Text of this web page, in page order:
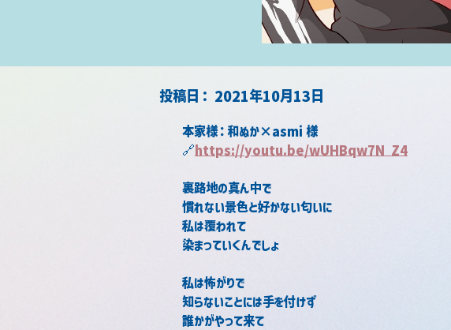
2021年10月13日
​投稿日：
本家様：和ぬか×asmi 様
🔗https://youtu.be/wUHBqw7N_Z4
裏路地の真ん中で
慣れない景色と好かない匂いに
私は覆われて
染まっていくんでしょ
私は怖がりで
知らないことには手を付けず
誰かがやって来て